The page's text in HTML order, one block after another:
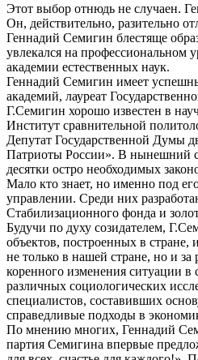
Этот выбор отнюдь не случаен.
Он, действительно, разительно
Геннадий Семигин блестяще
увлекался на профессиональном
академии естественных наук.
Геннадий Семигин имеет
академий, лауреат
Г.Семигин хорошо известен в
Институт сравнительной
Депутат Государственной Думы
Патриоты России». В нынешний
десятки остро необходимых
Мало кто знает, но именно под
управлении. Среди них
Стабилизационного фонда и
Будучи по духу созидателем,
объектов, построенных в
не только в нашей стране, но и
коренного изменения ситуации
различных социологических
специалистов, составивших
справедливые подходы в
По мнению многих, Геннадий
партия Семигина впервые